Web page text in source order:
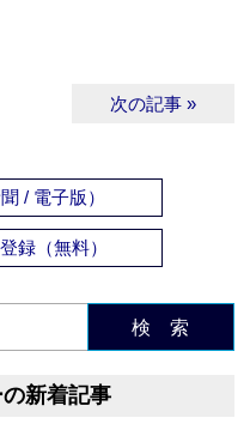
次の記事 »
/ 電子版）
録（無料）
検 索
新着記事